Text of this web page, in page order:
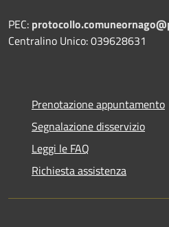
PEC:
Centralino Unico: 039628631
Prenotazione appuntamento
Segnalazione disservizio
Leggi le FAQ
Richiesta assistenza